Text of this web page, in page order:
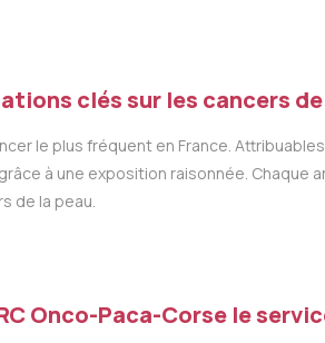
clés sur les cancers
le plus fréquent en France.
à une exposition raisonnée. Chaque
de la peau.
Onco-Paca-Corse le